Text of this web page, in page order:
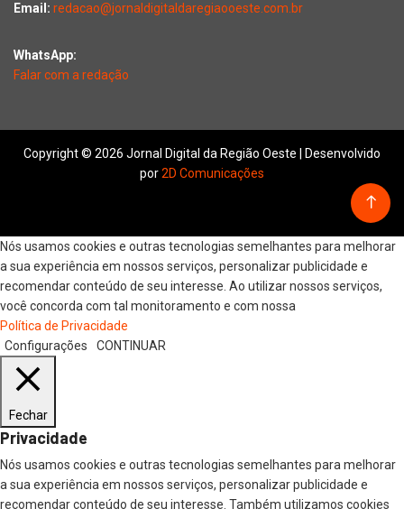
Email: redacao@jornaldigitaldaregiaooeste.com.br
WhatsApp:
Falar com a redação
Copyright © 2026 Jornal Digital da Região Oeste | Desenvolvido
por2D Comunicações
Nós usamos cookies e outras tecnologias semelhantes para melhorar
a sua experiência em nossos serviços, personalizar publicidade e
recomendar conteúdo de seu interesse. Ao utilizar nossos serviços,
você concorda com tal monitoramento e com nossa
Política de Privacidade
Configurações
CONTINUAR
Fechar
Privacidade
Nós usamos cookies e outras tecnologias semelhantes para melhorar
a sua experiência em nossos serviços, personalizar publicidade e
recomendar conteúdo de seu interesse. Também utilizamos cookies